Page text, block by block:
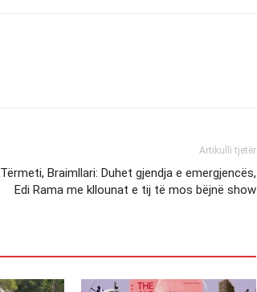
Artikulli tjetër
Tërmeti, Braimllari: Duhet gjendja e emergjencës,
Edi Rama me kllounat e tij të mos bëjnë show